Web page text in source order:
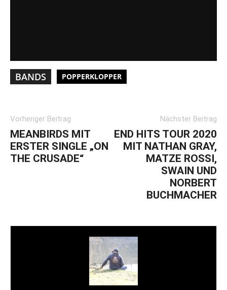
BANDS POPPERKLOPPER
Vorheriger Beitrag
MEANBIRDS MIT
ERSTER SINGLE „ON
THE CRUSADE“
Nächster Beitrag
END HITS TOUR 2020
MIT NATHAN GRAY,
MATZE ROSSI,
SWAIN UND
NORBERT
BUCHMACHER